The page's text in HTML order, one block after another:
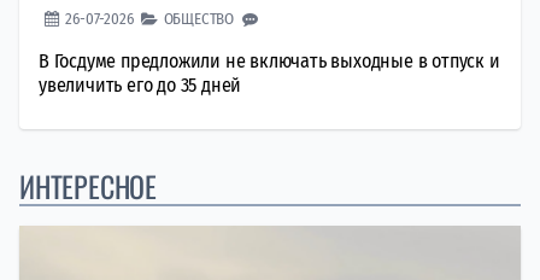
26-07-2026 ОБЩЕСТВО
В Госдуме предложили не включать выходные в отпуск и
увеличить его до 35 дней
ИНТЕРЕСНОЕ